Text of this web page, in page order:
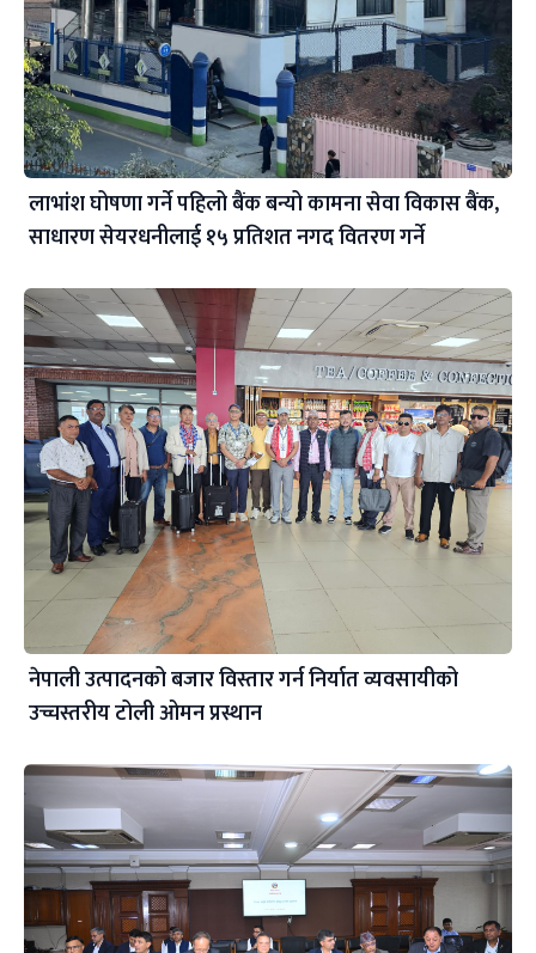
लाभांश घोषणा गर्ने पहिलो बैंक बन्यो कामना सेवा विकास बैंक,
साधारण सेयरधनीलाई १५ प्रतिशत नगद वितरण गर्ने
नेपाली उत्पादनको बजार विस्तार गर्न निर्यात व्यवसायीको
उच्चस्तरीय टोली ओमन प्रस्थान